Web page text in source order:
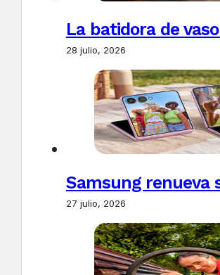
La batidora de
28 julio, 2026
Samsung renueva
27 julio, 2026